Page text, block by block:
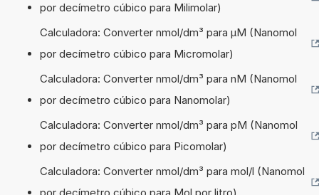
por decímetro cúbico para Milimolar)
Calculadora: Converter nmol/dm³ para µM (Nanomol
por decímetro cúbico para Micromolar)
Calculadora: Converter nmol/dm³ para nM (Nanomol
por decímetro cúbico para Nanomolar)
Calculadora: Converter nmol/dm³ para pM (Nanomol
por decímetro cúbico para Picomolar)
Calculadora: Converter nmol/dm³ para mol/l (Nanomol
por decímetro cúbico para Mol por litro)